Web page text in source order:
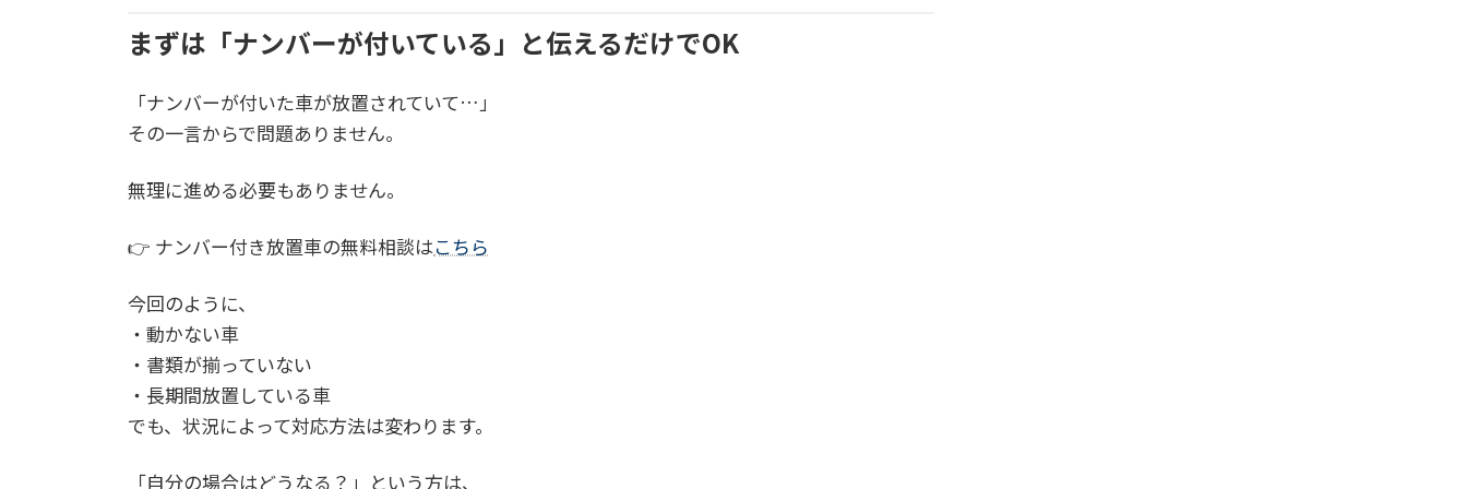
まずは「ナンバーが付いている」と伝えるだけでOK
「ナンバーが付いた車が放置されていて…」
その一言からで問題ありません。
無理に進める必要もありません。
👉 ナンバー付き放置車の無料相談はこちら
今回のように、
・動かない車
・書類が揃っていない
・長期間放置している車
でも、状況によって対応方法は変わります。
「自分の場合はどうなる？」という方は、